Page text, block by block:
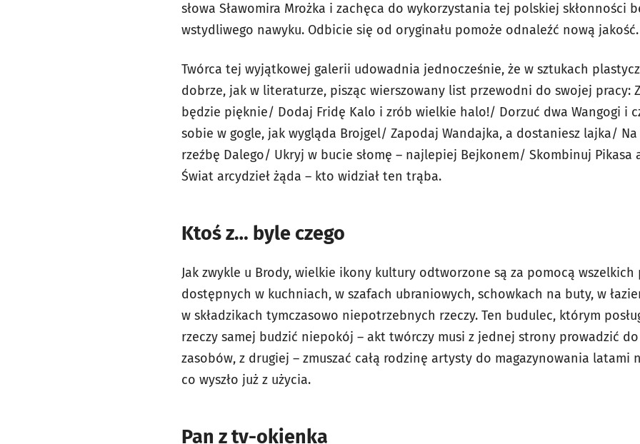
słowa Sławomira Mrożka i zachęca do wykorzystania tej polskiej skłonności
wstydliwego nawyku. Odbicie się od oryginału pomoże odnaleźć nową jakość.
Twórca tej wyjątkowej galerii udowadnia jednocześnie, że w sztukach
dobrze, jak w literaturze, pisząc wierszowany list przewodni do swojej pracy:
będzie pięknie/ Dodaj Fridę Kalo i zrób wielkie halo!/ Dorzuć dwa Wangogi i
sobie w gogle, jak wygląda Brojgel/ Zapodaj Wandajka, a dostaniesz lajka/
rzeźbę Dalego/ Ukryj w bucie słomę – najlepiej Bejkonem/ Skombinuj Pikasa
Świat arcydzieł żąda – kto widział ten trąba.
Ktoś z… byle czego
Jak zwykle u Brody, wielkie ikony kultury odtworzone są za pomocą
dostępnych w kuchniach, w szafach ubraniowych, schowkach na buty, w
w składzikach tymczasowo niepotrzebnych rzeczy. Ten budulec, którym
rzeczy samej budzić niepokój – akt twórczy musi z jednej strony prowadzić
zasobów, z drugiej – zmuszać całą rodzinę artysty do magazynowania latami
co wyszło już z użycia.
Pan z tv-okienka